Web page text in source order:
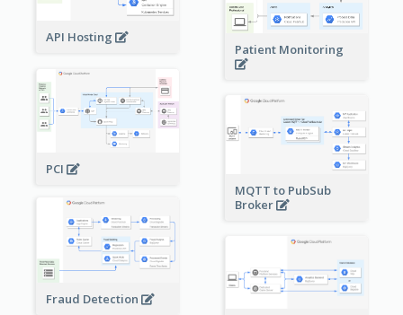
Patient Monitoring
API Hosting
PCI
MQTT to PubSub
Broker
Fraud Detection